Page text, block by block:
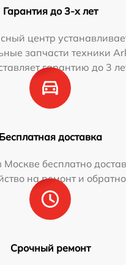
Гарантия до 3-х лет
центр
запчасти техники
гарантию до 3
Бесплатная доставка
бесплатно
на ремонт и
Срочный ремонт